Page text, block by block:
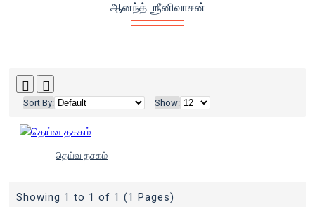
ஆனந்த் ஶ்ரீனிவாசன்
Sort By: Show:
தெய்வ தசகம்
Showing 1 to 1 of 1 (1 Pages)